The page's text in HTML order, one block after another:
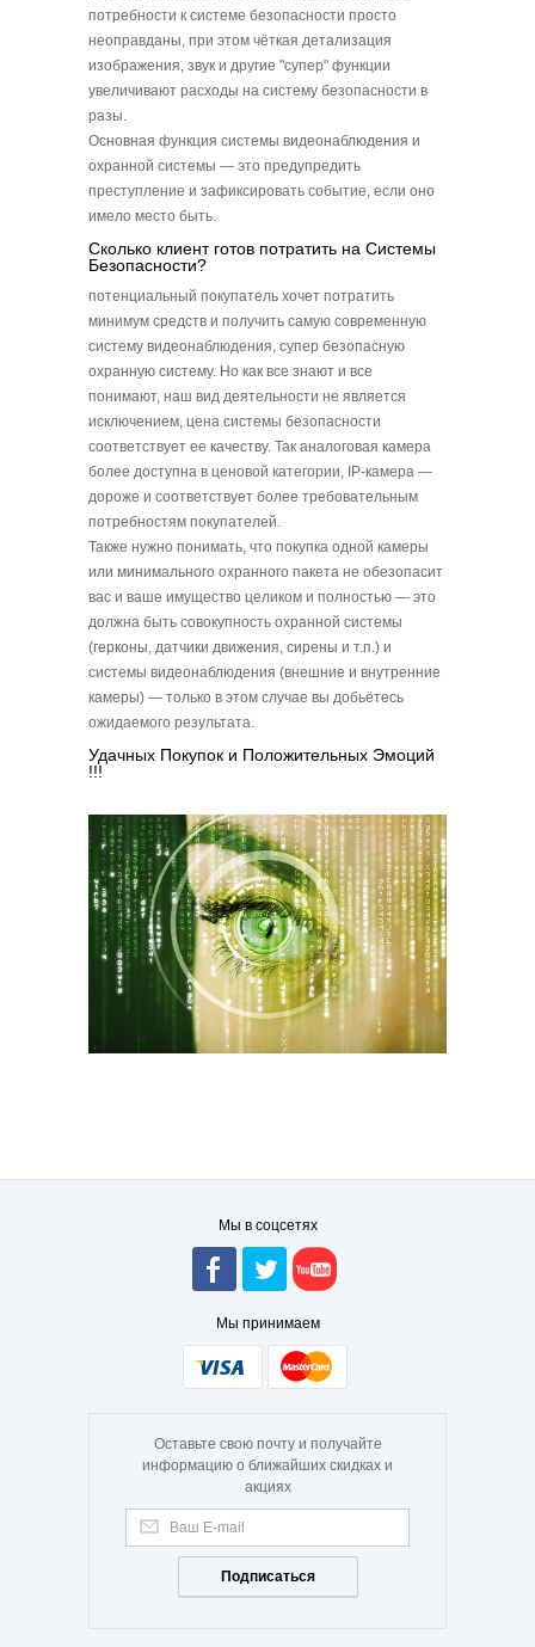
потребности к системе безопасности просто
неоправданы, при этом чёткая детализация
изображения, звук и другие "супер" функции
увеличивают расходы на систему безопасности в
разы.
Основная функция системы видеонаблюдения и
охранной системы — это предупредить
преступление и зафиксировать событие, если оно
имело место быть.
Сколько клиент готов потратить на Системы
Безопасности?
потенциальный покупатель хочет потратить
минимум средств и получить самую современную
систему видеонаблюдения, супер безопасную
охранную систему. Но как все знают и все
понимают, наш вид деятельности не является
исключением, цена системы безопасности
соответствует ее качеству. Так аналоговая камера
более доступна в ценовой категории, IP-камера —
дороже и соответствует более требовательным
потребностям покупателей.
Также нужно понимать, что покупка одной камеры
или минимального охранного пакета не обезопасит
вас и ваше имущество целиком и полностью — это
должна быть совокупность охранной системы
(герконы, датчики движения, сирены и т.п.) и
системы видеонаблюдения (внешние и внутренние
камеры) — только в этом случае вы добьётесь
ожидаемого результата.
Удачных Покупок и Положительных Эмоций
!!!
Мы в соцсетях
Мы принимаем
Оставьте свою почту и получайте
информацию о ближайших скидках и
акциях
Подписаться